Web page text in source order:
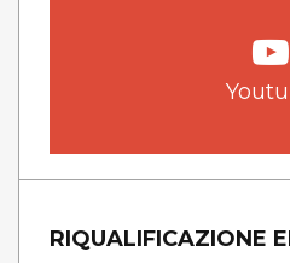
RIQUALIFICAZIONE